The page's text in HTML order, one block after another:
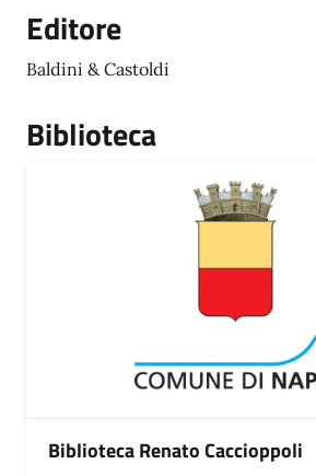
Editore
Baldini & Castoldi
Biblioteca
Biblioteca Renato Caccioppoli